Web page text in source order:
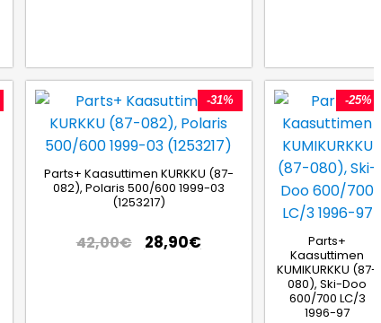
-31%
Parts+ Kaasuttimen KURKKU (87-
082), Polaris 500/600 1999-03
(1253217)
42,00€ 28,90€
-25%
Parts+
Kaasuttimen
KUMIKURKKU (87-
080), Ski-Doo
600/700 LC/3
1996-97